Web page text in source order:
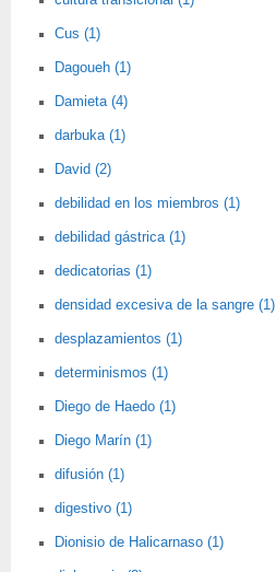
Cus (1)
Dagoueh (1)
Damieta (4)
darbuka (1)
David (2)
debilidad en los miembros (1)
debilidad gástrica (1)
dedicatorias (1)
densidad excesiva de la sangre (1)
desplazamientos (1)
determinismos (1)
Diego de Haedo (1)
Diego Marín (1)
difusión (1)
digestivo (1)
Dionisio de Halicarnaso (1)